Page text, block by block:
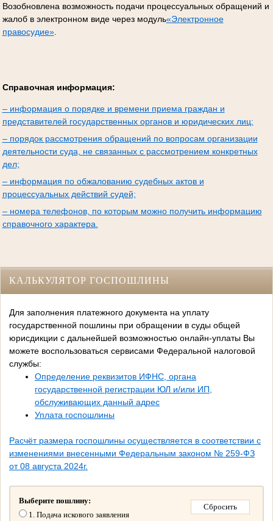
Возобновлена возможность подачи процессуальных обращений и
жалоб в электронном виде через модуль«Электронное
правосудие».
Справочная информация:
– информация о порядке и времени приема граждан и
представителей государственных органов и юридических лиц;
– порядок рассмотрения обращений по вопросам организации
деятельности суда, не связанных с рассмотрением конкретных
дел;
– информация по обжалованию судебных актов и
процессуальных действий судей;
– номера телефонов, по которым можно получить информацию
справочного характера.
КАЛЬКУЛЯТОР ГОСПОШЛИНЫ
Для заполнения платежного документа на уплату
государственной пошлины при обращении в суды общей
юрисдикции с дальнейшей возможностью онлайн-уплаты Вы
можете воспользоваться сервисами Федеральной налоговой
службы:
Определение реквизитов ИФНС, органа
государственной регистрации ЮЛ и/или ИП,
обслуживающих данный адрес
Уплата госпошлины
Расчёт размера госпошлины осуществляется в соответствии с
изменениями внесенными Федеральным законом № 259-ФЗ
от 08 августа 2024г.
Выберите пошлину:
1. Подача искового заявления